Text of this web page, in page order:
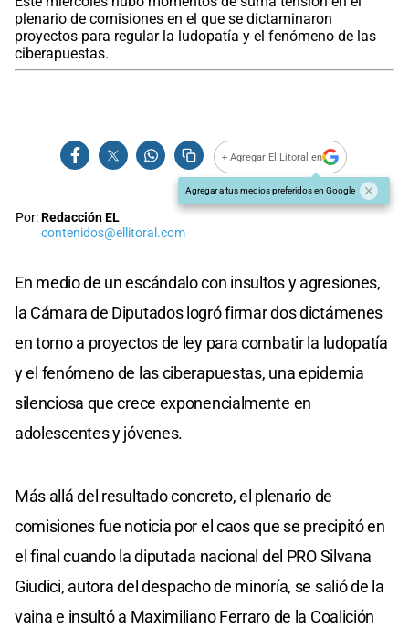
plenario de comisiones en el que se dictaminaron
proyectos para regular la ludopatía y el fenómeno de las
ciberapuestas.
+ Agregar El Litoral en
Agregar a tus medios preferidos en Google
Por:Redacción EL
contenidos@ellitoral.com
En medio de un escándalo con insultos y agresiones,
la Cámara de Diputados logró firmar dos dictámenes
en torno a proyectos de ley para combatir la ludopatía
y el fenómeno de las ciberapuestas, una epidemia
silenciosa que crece exponencialmente en
adolescentes y jóvenes.
Más allá del resultado concreto, el plenario de
comisiones fue noticia por el caos que se precipitó en
el final cuando la diputada nacional del PRO Silvana
Giudici, autora del despacho de minoría, se salió de la
vaina e insultó a Maximiliano Ferraro de la Coalición